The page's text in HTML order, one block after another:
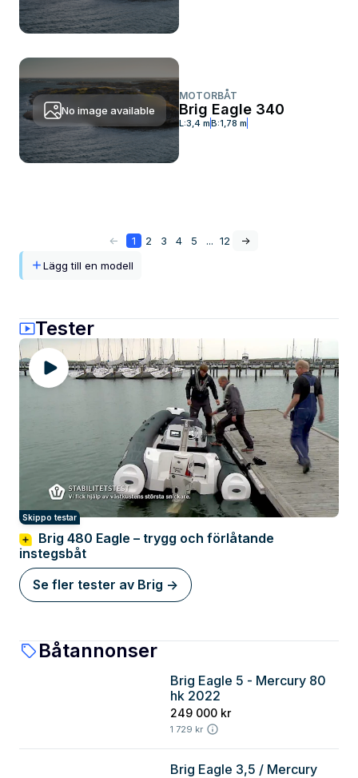
No image available
MOTORBÅT
Brig Eagle 340
L:3,4 mB:1,78 m
<- 1 2 3 4 5 ... 12
->
Lägg till en modell
Tester
Skippo testar
Brig 480 Eagle – trygg och förlåtande
instegsbåt
Se fler tester av Brig ->
Båtannonser
Brig Eagle 5 - Mercury 80
hk 2022
249 000 kr
1 729 kr
Brig Eagle 3,5 / Mercury